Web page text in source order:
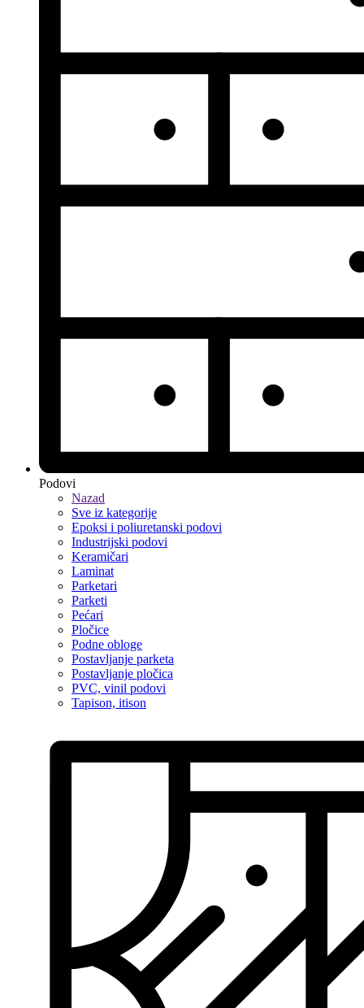
Podovi
Nazad
Sve iz kategorije
Epoksi i poliuretanski podovi
Industrijski podovi
Keramičari
Laminat
Parketari
Parketi
Pećari
Pločice
Podne obloge
Postavljanje parketa
Postavljanje pločica
PVC, vinil podovi
Tapison, itison